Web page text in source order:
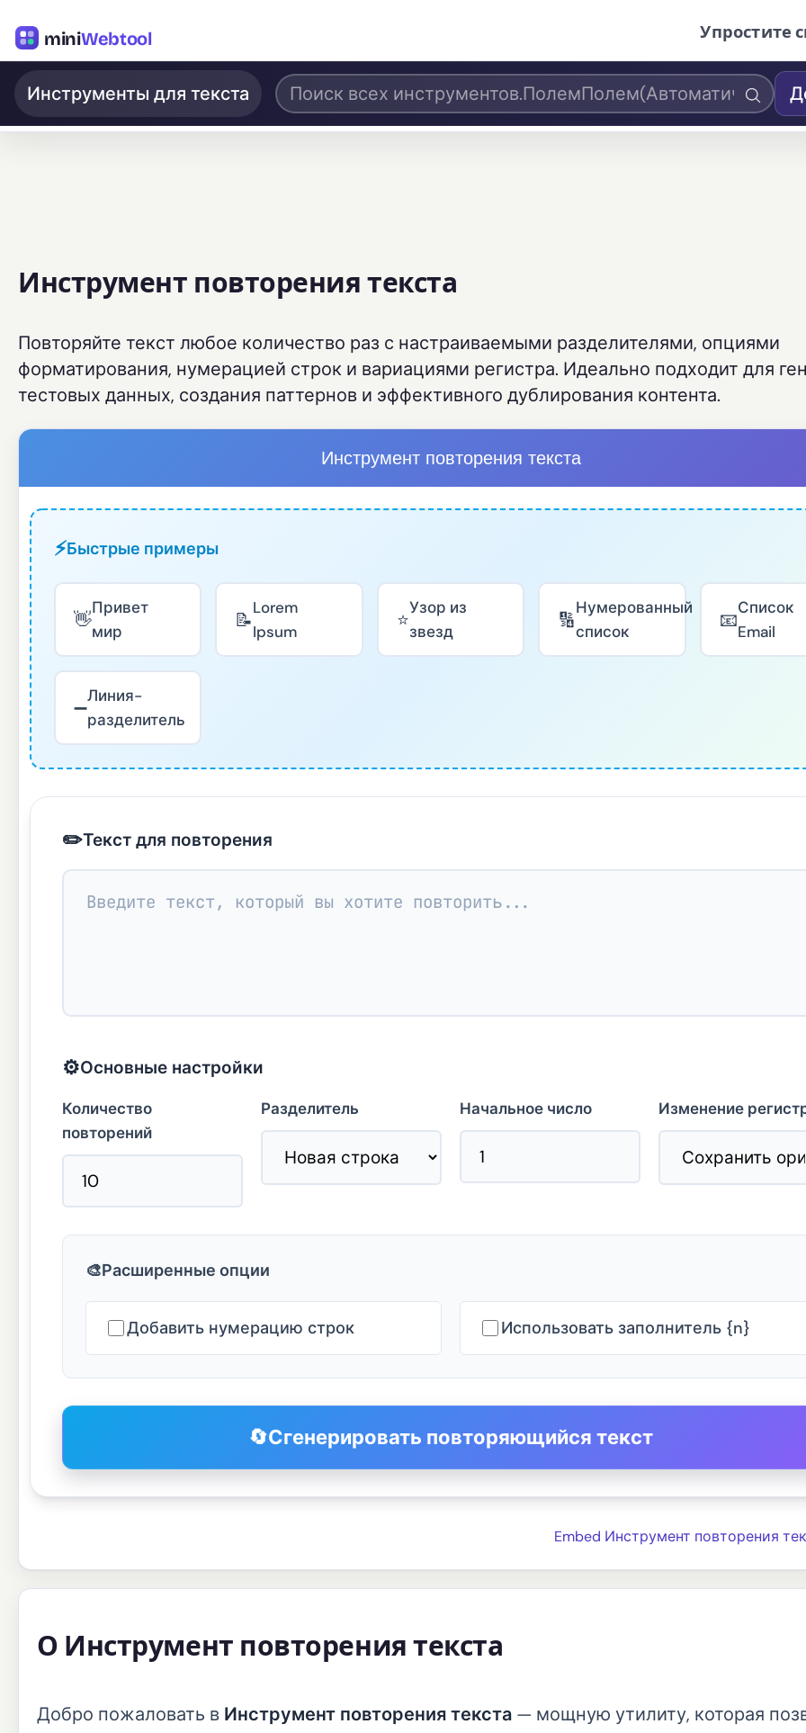
miniWebtool Упростите
Инструменты для текста
Инструмент повторения текста
Повторяйте текст любое количество раз с настраиваемыми разделителями, опциями
форматирования, нумерацией строк и вариациями регистра. Идеально подходит для
тестовых данных, создания паттернов и эффективного дублирования контента.
Инструмент повторения текста
⚡Быстрые примеры
👋
Привет
мир
📝
Lorem
Ipsum
⭐
Узор из
звезд
🔢
Нумерованный
список
📧
Список
Email
➖
Линия-
разделитель
✏️Текст для повторения
⚙️Основные настройки
Количество
повторений
Разделитель Начальное число Изменение
🎨Расширенные опции
Добавить нумерацию строк Использовать заполнитель {n}
🔄Сгенерировать повторяющийся текст
Embed Инструмент повторения
О Инструмент повторения текста
Добро пожаловать в Инструмент повторения текста — мощную утилиту, которая